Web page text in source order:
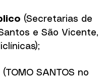
(Secretarias de
e São Vicente,
(TOMO SANTOS no